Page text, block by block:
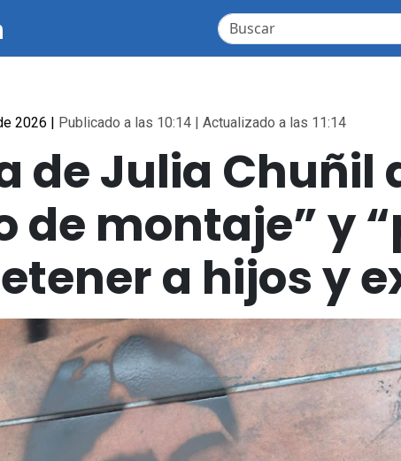
2026 | Publicado a las 10:14 | Actualizado a las 11:14
de Julia Chuñil
de montaje” y
a hijos y